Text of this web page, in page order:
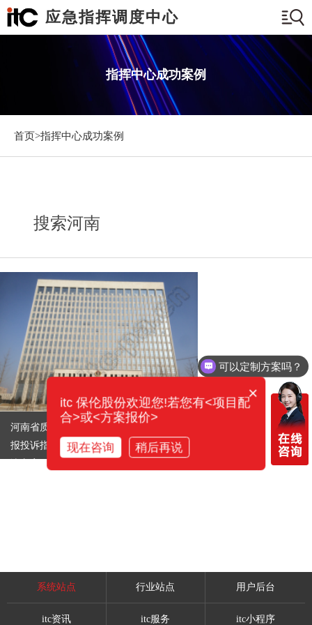
应急指挥调度中心
指挥中心成功案例
首页>指挥中心成功案例
搜索河南
河南省质量技术监督局12365执法打假举
报投诉指挥中心成功应用ITC会议系统解
系统站点 行业站点 用户后台
itc资讯 itc服务 itc小程序
可以定制方案吗？
×
itc 保伦股份欢迎您!若您有<项目配
合>或<方案报价>
现在咨询 稍后再说